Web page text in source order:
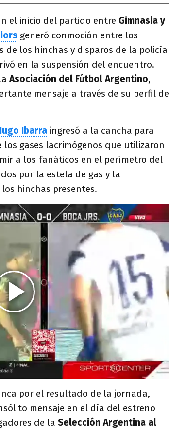
el inicio del partido entre Gimnasia y
generó conmoción entre los
de los hinchas y disparos de la policía
en la suspensión del encuentro.
Asociación del Fútbol Argentino,
mensaje a través de su perfil de
Ibarra ingresó a la cancha para
gases lacrimógenos que utilizaron
a los fanáticos en el perímetro del
por la estela de gas y la
hinchas presentes.
por el resultado de la jornada,
mensaje en el día del estreno
de la Selección Argentina al